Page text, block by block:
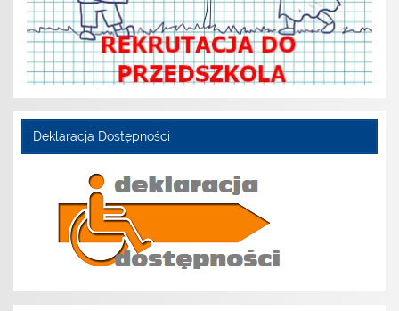
Deklaracja Dostępności